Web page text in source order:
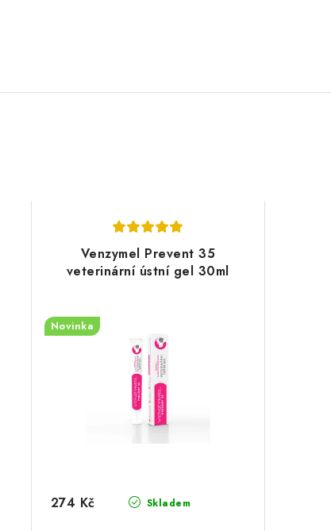
Venzymel Prevent 35
veterinární ústní gel 30ml
Novinka
Skladem
274 Kč